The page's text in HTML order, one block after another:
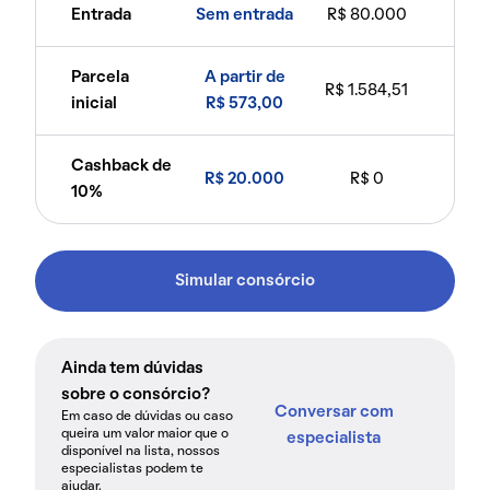
Entrada Sem entrada R$ 80.000
Parcela
inicial
A partir de
R$ 573,00
R$ 1.584,51
Cashback de
10%
R$ 20.000 R$ 0
Simular consórcio
Ainda tem dúvidas
sobre o consórcio?
Em caso de dúvidas ou caso
queira um valor maior que o
disponível na lista, nossos
especialistas podem te
ajudar.
Conversar com
especialista